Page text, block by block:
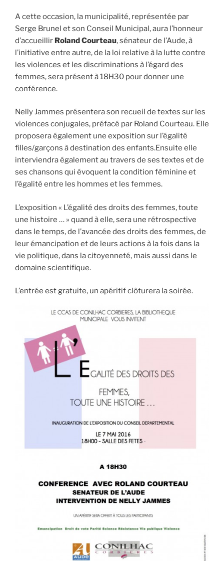
A cette occasion, la municipalité, représentée par
Serge Brunel et son Conseil Municipal, aura l’honneur
d’accueillir Roland Courteau, sénateur de l’Aude, à
l’initiative entre autre, de la loi relative à la lutte contre
les violences et les discriminations à l’égard des
femmes, sera présent à 18H30 pour donner une
conférence.
Nelly Jammes présentera son recueil de textes sur les
violences conjugales, préfacé par Roland Courteau. Elle
proposera également une exposition sur l’égalité
filles/garçons à destination des enfants.Ensuite elle
interviendra également au travers de ses textes et de
ses chansons qui évoquent la condition féminine et
l’égalité entre les hommes et les femmes.
L’exposition « L’égalité des droits des femmes, toute
une histoire … » quand à elle, sera une rétrospective
dans le temps, de l’avancée des droits des femmes, de
leur émancipation et de leurs actions à la fois dans la
vie politique, dans la citoyenneté, mais aussi dans le
domaine scientifique.
L’entrée est gratuite, un apéritif clôturera la soirée.